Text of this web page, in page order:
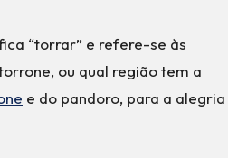
“torrar” e refere-se às
ou qual região tem a
e do pandoro, para a alegria